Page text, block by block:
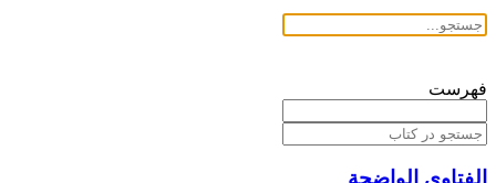
فهرست
الفتاوی الواضحة